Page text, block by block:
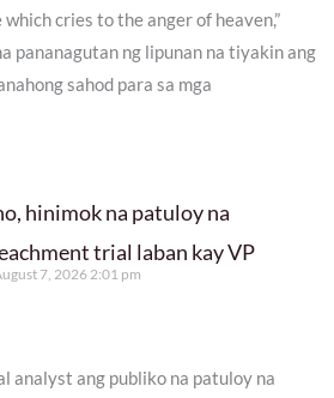
cries to the anger of heaven,”
pananagutan ng lipunan na tiyakin ang
sahod para sa mga
hinimok na patuloy na
trial laban kay VP
7, 2026 2:01 pm
analyst ang publiko na patuloy na